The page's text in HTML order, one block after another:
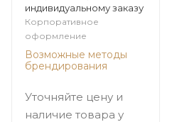
индивидуальному заказу
Корпоративное
оформление
Возможные методы
брендирования
Уточняйте цену и
наличие товара у